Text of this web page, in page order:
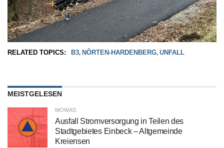
RELATED TOPICS: B3, NÖRTEN-HARDENBERG, UNFALL
MEISTGELESEN
MOWAS
Ausfall Stromversorgung in Teilen des
Stadtgebietes Einbeck – Altgemeinde
Kreiensen